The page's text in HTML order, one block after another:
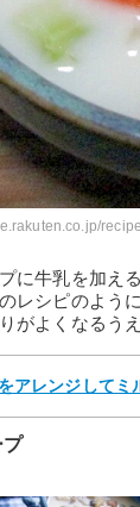
に牛乳を加え
レシピのよう
がよくなるう
アレンジして